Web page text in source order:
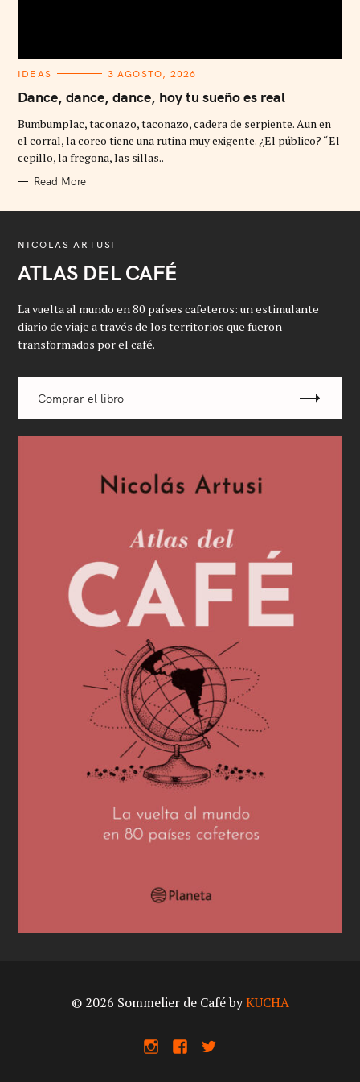
C
T
E
O
R
I
E
IDEAS 3 AGOSTO, 2026
Dance, dance, dance, hoy tu sueño es real
Bumbumplac, taconazo, taconazo, cadera de serpiente. Aun en
el corral, la coreo tiene una rutina muy exigente. ¿El público? “El
cepillo, la fregona, las sillas..
Read More
NICOLAS ARTUSI
ATLAS DEL CAFÉ
La vuelta al mundo en 80 países cafeteros: un estimulante
diario de viaje a través de los territorios que fueron
transformados por el café.
Comprar el libro
X
© 2026 Sommelier de Café byKUCHA